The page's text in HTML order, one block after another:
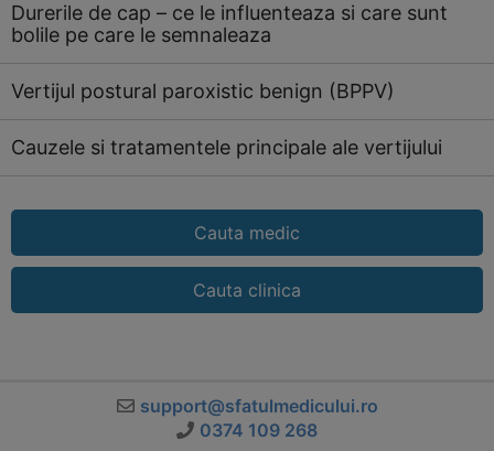
Durerile de cap – ce le influenteaza si care sunt
bolile pe care le semnaleaza
Vertijul postural paroxistic benign (BPPV)
Cauzele si tratamentele principale ale vertijului
Cauta medic
Cauta clinica
support@sfatulmedicului.ro
0374 109 268